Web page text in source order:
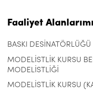
Faaliyet
BASKI DESİNATÖRLÜĞÜ
MODELİSTLİK KURSU
MODELİSTLİĞİ
MODELİSTLİK KURSU